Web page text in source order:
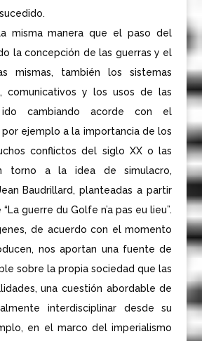
misma manera que el paso del
la concepción de las guerras y el
mismas, también los sistemas
comunicativos y los usos de las
ido cambiando acorde con el
ejemplo a la importancia de los
conflictos del siglo XX o las
torno a la idea de simulacro,
Baudrillard, planteadas a partir
guerre du Golfe n’a pas eu lieu”.
de acuerdo con el momento
nos aportan una fuente de
sobre la propia sociedad que las
una cuestión abordable de
interdisciplinar desde su
en el marco del imperialismo